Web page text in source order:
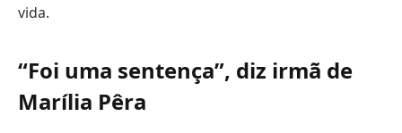
vida.
“Foi uma sentença”, diz irmã de
Marília Pêra